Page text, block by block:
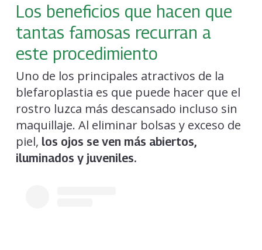
Los beneficios que hacen que
tantas famosas recurran a
este procedimiento
Uno de los principales atractivos de la
blefaroplastia es que puede hacer que el
rostro luzca más descansado incluso sin
maquillaje. Al eliminar bolsas y exceso de
piel, los ojos se ven más abiertos,
iluminados y juveniles.